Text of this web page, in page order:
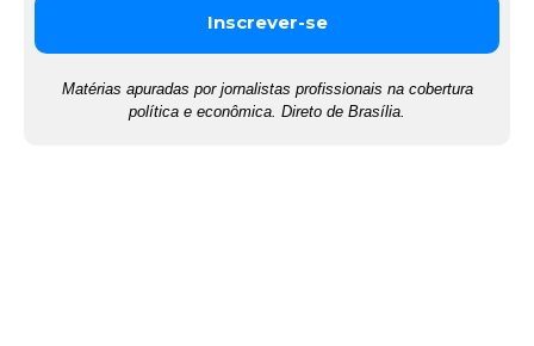
Matérias apuradas por jornalistas profissionais na cobertura
política e econômica. Direto de Brasília.